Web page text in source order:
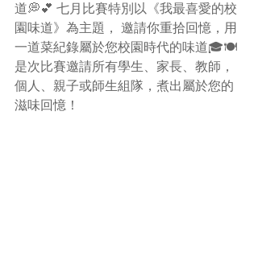
道💭💕 七月比賽特別以《我最喜愛的校
園味道》為主題， 邀請你重拾回憶，用
一道菜紀錄屬於您校園時代的味道🎓🍽️
是次比賽邀請所有學生、家長、教師，
個人、親子或師生組隊，煮出屬於您的
滋味回憶！